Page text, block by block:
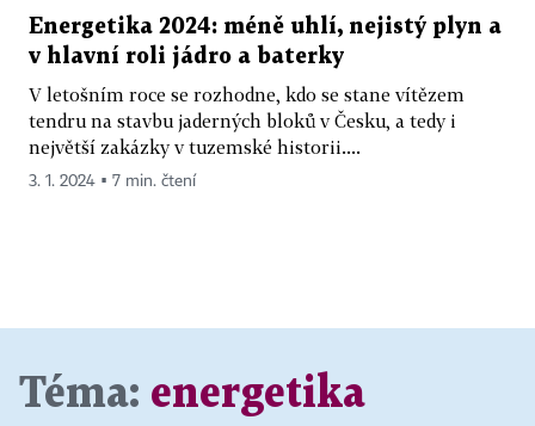
Energetika 2024: méně uhlí, nejistý plyn a
v hlavní roli jádro a baterky
V letošním roce se rozhodne, kdo se stane vítězem
tendru na stavbu jaderných bloků v Česku, a tedy i
největší zakázky v tuzemské historii....
3. 1. 2024 ▪ 7 min. čtení
Téma: energetika